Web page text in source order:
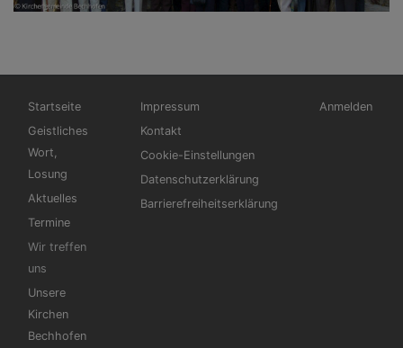
Hauptnavigation
Startseite
Geistliches
Wort,
Losung
Aktuelles
Termine
Wir treffen
uns
Unsere
Kirchen
Bechhofen
Fußbereichsmenü
Impressum
Kontakt
Cookie-Einstellungen
Datenschutzerklärung
Barrierefreiheitserklärung
Anmelden